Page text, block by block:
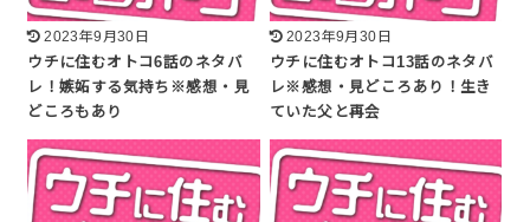
2023年9月30日
ウチに住むオトコ6話のネタバ
レ！嫉妬する気持ち※感想・見
どころもあり
2023年9月30日
ウチに住むオトコ13話のネタバ
レ※感想・見どころあり！生き
ていた父と再会